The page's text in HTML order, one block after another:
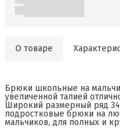
О товаре
Брюки школьные на
увеличенной талией
Широкий размерный ряд
подростковые брюки на
мальчиков, для полных и